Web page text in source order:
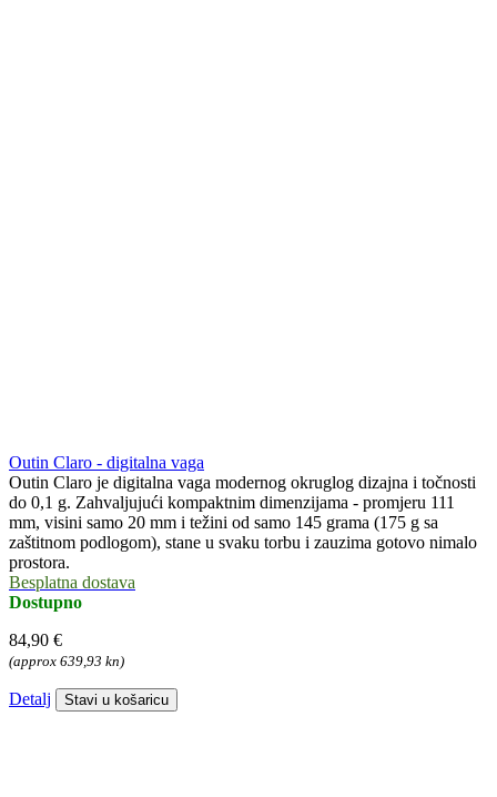
Outin Claro - digitalna vaga
Outin Claro je digitalna vaga modernog okruglog dizajna i točnosti
do 0,1 g. Zahvaljujući kompaktnim dimenzijama - promjeru 111
mm, visini samo 20 mm i težini od samo 145 grama (175 g sa
zaštitnom podlogom), stane u svaku torbu i zauzima gotovo nimalo
prostora.
Besplatna dostava
Dostupno
84,90 €
(approx 639,93 kn)
Detalj Stavi u košaricu